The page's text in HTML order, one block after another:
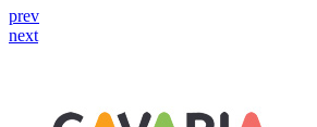
prev
next